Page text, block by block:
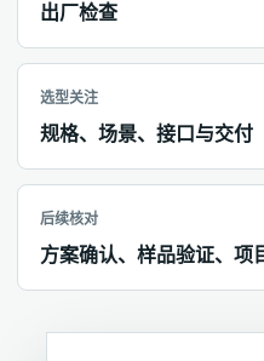
出厂检查
选型关注
规格、场景、接口与交付
后续核对
方案确认、样品验证、项